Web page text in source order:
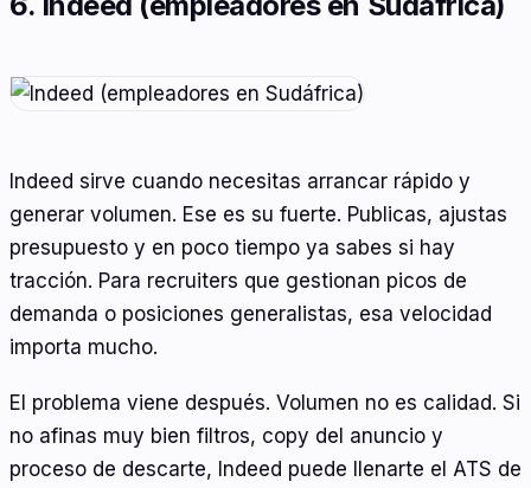
Indeed sirve cuando necesitas arrancar rápido y
generar volumen. Ese es su fuerte. Publicas, ajustas
presupuesto y en poco tiempo ya sabes si hay
tracción. Para recruiters que gestionan picos de
demanda o posiciones generalistas, esa velocidad
importa mucho.
El problema viene después. Volumen no es calidad. Si
no afinas muy bien filtros, copy del anuncio y
proceso de descarte, Indeed puede llenarte el ATS de